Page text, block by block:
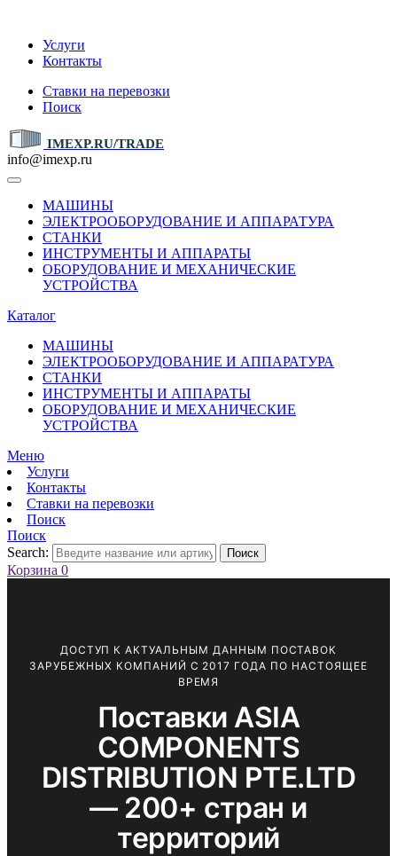
Услуги
Контакты
Ставки на перевозки
Поиск
IMEXP.RU/TRADE
info@imexp.ru
МАШИНЫ
ЭЛЕКТРООБОРУДОВАНИЕ И АППАРАТУРА
СТАНКИ
ИНСТРУМЕНТЫ И АППАРАТЫ
ОБОРУДОВАНИЕ И МЕХАНИЧЕСКИЕ
УСТРОЙСТВА
Каталог
МАШИНЫ
ЭЛЕКТРООБОРУДОВАНИЕ И АППАРАТУРА
СТАНКИ
ИНСТРУМЕНТЫ И АППАРАТЫ
ОБОРУДОВАНИЕ И МЕХАНИЧЕСКИЕ
УСТРОЙСТВА
Меню
Услуги
Контакты
Ставки на перевозки
Поиск
Поиск
Search:
Поиск
Корзина 0
ДОСТУП К АКТУАЛЬНЫМ ДАННЫМ ПОСТАВОК
ЗАРУБЕЖНЫХ КОМПАНИЙ С 2017 ГОДА ПО НАСТОЯЩЕЕ
ВРЕМЯ
Поставки ASIA
COMPONENTS
DISTRIBUTION PTE.LTD
— 200+ стран и
территорий